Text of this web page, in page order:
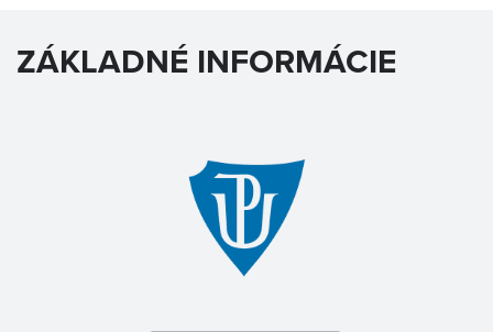
ZÁKLADNÉ INFORMÁCIE